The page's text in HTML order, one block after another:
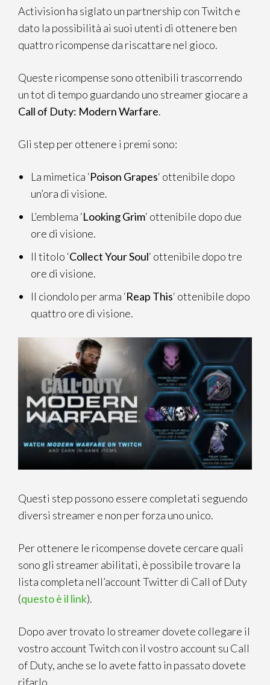
Activision ha siglato un partnership con Twitch e
dato la possibilità ai suoi utenti di ottenere ben
quattro ricompense da riscattare nel gioco.
Queste ricompense sono ottenibili trascorrendo
un tot di tempo guardando uno streamer giocare a
Call of Duty: Modern Warfare.
Gli step per ottenere i premi sono:
La mimetica ‘Poison Grapes‘ ottenibile dopo
un’ora di visione.
L’emblema ‘Looking Grim‘ ottenibile dopo due
ore di visione.
Il titolo ‘Collect Your Soul‘ ottenibile dopo tre
ore di visione.
Il ciondolo per arma ‘Reap This‘ ottenibile dopo
quattro ore di visione.
Questi step possono essere completati seguendo
diversi streamer e non per forza uno unico.
Per ottenere le ricompense dovete cercare quali
sono gli streamer abilitati, è possibile trovare la
lista completa nell’account Twitter di Call of Duty
(questo è il link).
Dopo aver trovato lo streamer dovete collegare il
vostro account Twitch con il vostro account su Call
of Duty, anche se lo avete fatto in passato dovete
rifarlo.